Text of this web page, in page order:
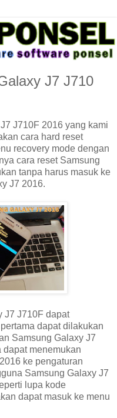
J7 J710
J710F 2016 yang kami
cara hard reset
recovery mode dengan
cara reset Samsung
tanpa harus masuk ke
J7 2016.
J7 J710F dapat
dapat dilakukan
Samsung Galaxy J7
dapat menemukan
ke pengaturan
Samsung Galaxy J7
lupa kode
dapat masuk ke menu